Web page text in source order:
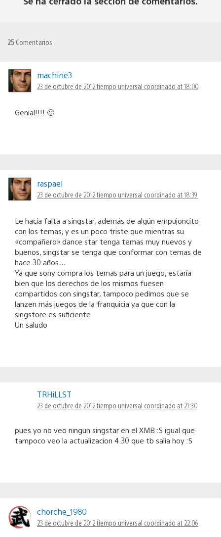
25 Comentarios
machine3
23 de octubre de 2012 tiempo universal coordinado at 18:00
Genial!!!! 🙂
raspael
23 de octubre de 2012 tiempo universal coordinado at 18:39
Le hacía falta a singstar, además de algún empujoncito
con los temas, y es un poco triste que mientras su
«compañero» dance star tenga temas muy nuevos y
buenos, singstar se tenga que conformar con temas de
hace 30 años…
Ya que sony compra los temas para un juego, estaría
bien que los derechos de los mismos fuesen
compartidos con singstar, tampoco pedimos que se
lanzen más juegos de la franquicia ya que con la
singstore es suficiente
Un saludo
TRHiLLST
23 de octubre de 2012 tiempo universal coordinado at 21:30
pues yo no veo ningun singstar en el XMB :S igual que
tampoco veo la actualizacion 4.30 que tb salia hoy :S
chorche_1980
23 de octubre de 2012 tiempo universal coordinado at 22:06